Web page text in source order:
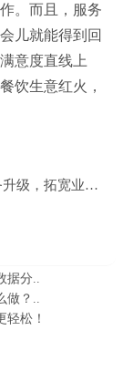
。而且，服务
儿就能得到回
意度直线上
饮生意红火，
级，拓宽业务范围
分..
？..
松！